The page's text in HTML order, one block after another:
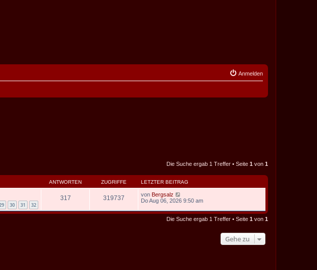
Anmelden
Die Suche ergab 1 Treffer • Seite 1 von 1
ANTWORTEN ZUGRIFFE LETZTER BEITRAG
30 31 32
317 319737 von Bergsalz
Do Aug 06, 2026 9:50 am
Die Suche ergab 1 Treffer • Seite 1 von 1
Gehe zu